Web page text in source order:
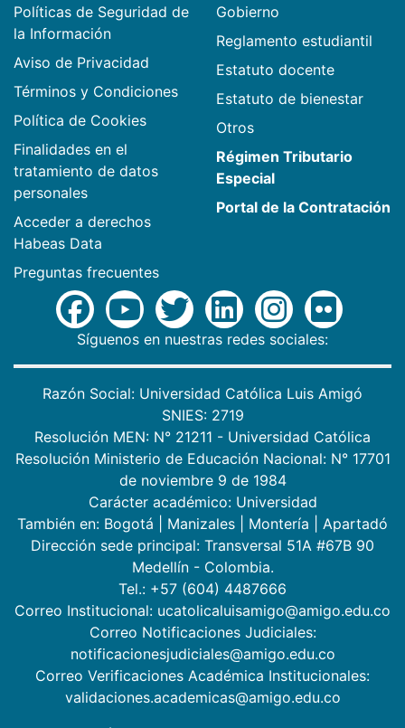
Políticas de Seguridad de
la Información
Aviso de Privacidad
Términos y Condiciones
Política de Cookies
Finalidades en el
tratamiento de datos
personales
Acceder a derechos
Habeas Data
Preguntas frecuentes
Gobierno
Reglamento estudiantil
Estatuto docente
Estatuto de bienestar
Otros
Régimen Tributario
Especial
Portal de la Contratación
Síguenos en nuestras redes sociales:
Razón Social: Universidad Católica Luis Amigó
SNIES: 2719
Resolución MEN: N° 21211 - Universidad Católica
Resolución Ministerio de Educación Nacional: N° 17701
de noviembre 9 de 1984
Carácter académico: Universidad
También en: Bogotá Manizales Montería
Apartadó
Dirección sede principal: Transversal 51A #67B 90
Medellín - Colombia.
Tel.: +57 (604) 4487666
Correo Institucional: ucatolicaluisamigo@amigo.edu.co
Correo Notificaciones Judiciales:
notificacionesjudiciales@amigo.edu.co
Correo Verificaciones Académica Institucionales:
validaciones.academicas@amigo.edu.co